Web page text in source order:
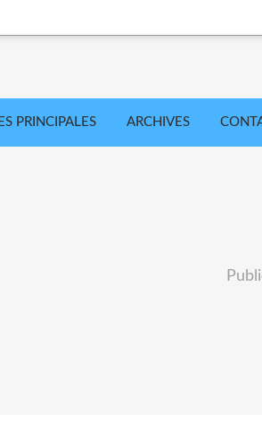
PRINCIPALES ARCHIVES